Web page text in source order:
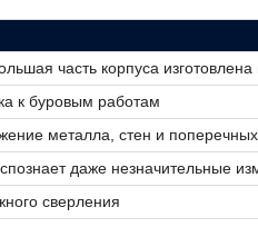
часть корпуса
к буровым работам
металла, стен и
даже незначительные
сверления